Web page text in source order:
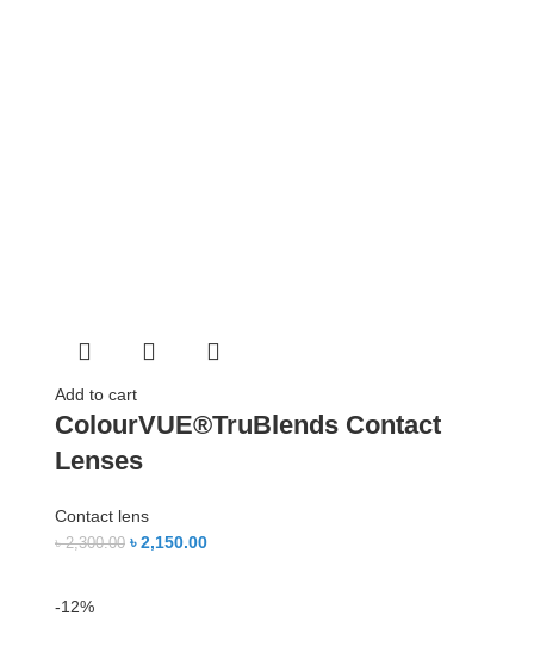
Add to cart
ColourVUE®TruBlends Contact
Lenses
Contact lens
৳2,300.00 ৳2,150.00
-12%